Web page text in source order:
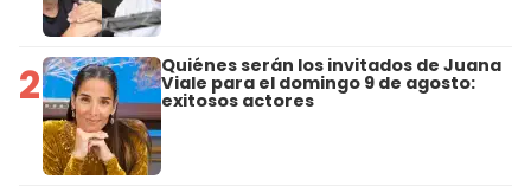
2 Quiénes serán los invitados de Juana
Viale para el domingo 9 de agosto:
exitosos actores